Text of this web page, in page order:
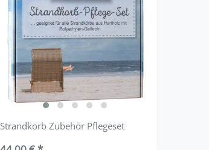
Strandkorb Zubehör Pflegeset